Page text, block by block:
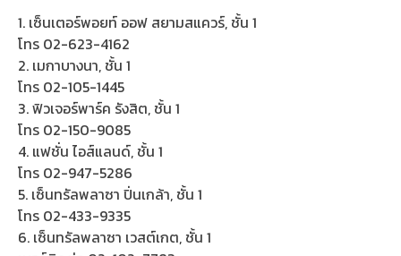
1. เซ็นเตอร์พอยท์ ออฟ สยามสแควร์, ชั้น 1
โทร 02-623-4162
2. เมกาบางนา, ชั้น 1
โทร 02-105-1445
3. ฟิวเจอร์พาร์ค รังสิต, ชั้น 1
โทร 02-150-9085
4. แฟชั่น ไอส์แลนด์, ชั้น 1
โทร 02-947-5286
5. เซ็นทรัลพลาซา ปิ่นเกล้า, ชั้น 1
โทร 02-433-9335
6. เซ็นทรัลพลาซา เวสต์เกต, ชั้น 1